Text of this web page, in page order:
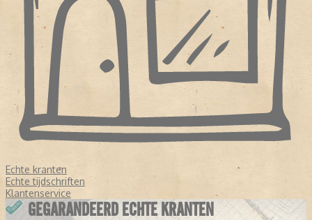
Echte kranten
Echte tijdschriften
Klantenservice
GEGARANDEERD ECHTE KRANTEN